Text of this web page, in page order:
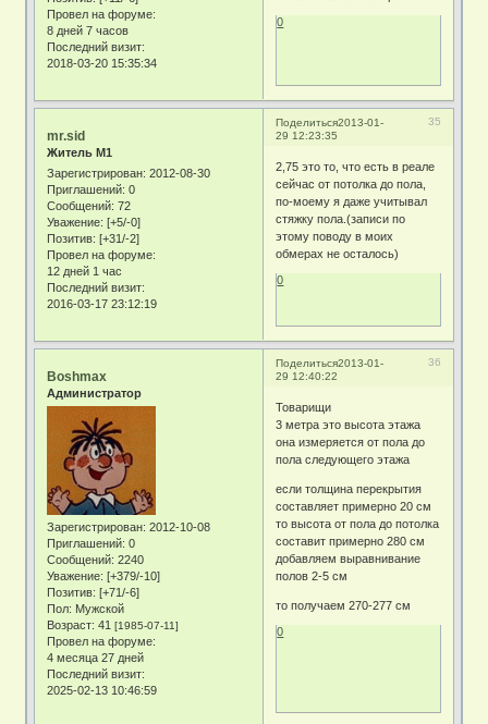
Провел на форуме:
8 дней 7 часов
Последний визит:
2018-03-20 15:35:34
0
Поделиться 35
2013-01-
29 12:23:35
mr.sid
Житель М1
Зарегистрирован: 2012-08-30
Приглашений: 0
Сообщений: 72
Уважение: [+5/-0]
Позитив: [+31/-2]
Провел на форуме:
12 дней 1 час
Последний визит:
2016-03-17 23:12:19
2,75 это то, что есть в реале
сейчас от потолка до пола,
по-моему я даже учитывал
стяжку пола.(записи по
этому поводу в моих
обмерах не осталось)
0
Поделиться 36
2013-01-
29 12:40:22
Boshmax
Администратор
Зарегистрирован: 2012-10-08
Приглашений: 0
Сообщений: 2240
Уважение: [+379/-10]
Позитив: [+71/-6]
Пол: Мужской
Возраст: 41[1985-07-11]
Провел на форуме:
4 месяца 27 дней
Последний визит:
2025-02-13 10:46:59
Товарищи
3 метра это высота этажа
она измеряется от пола до
пола следующего этажа
если толщина перекрытия
составляет примерно 20 см
то высота от пола до потолка
составит примерно 280 см
добавляем выравнивание
полов 2-5 см
то получаем 270-277 см
0